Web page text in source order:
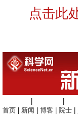
点击此
首页
新闻 博客 院士